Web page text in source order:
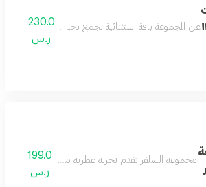
١٢ عن المجموعة باقة استثنائية تجمع نخبة العطر والأكثر تميزًا في تاريخ رسيس، 12
230.0
ر.س
مجموعة السلفر تقدم تجربة عطرية متكاملة تجمع بين
199.0
ر.س